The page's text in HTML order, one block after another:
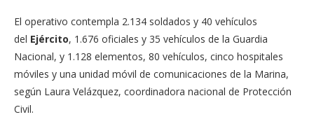
El operativo contempla 2.134 soldados y 40 vehículos
del Ejército, 1.676 oficiales y 35 vehículos de la Guardia
Nacional, y 1.128 elementos, 80 vehículos, cinco hospitales
móviles y una unidad móvil de comunicaciones de la Marina,
según Laura Velázquez, coordinadora nacional de Protección
Civil.